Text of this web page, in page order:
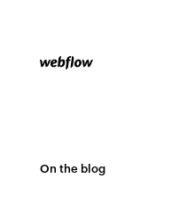
On the blog